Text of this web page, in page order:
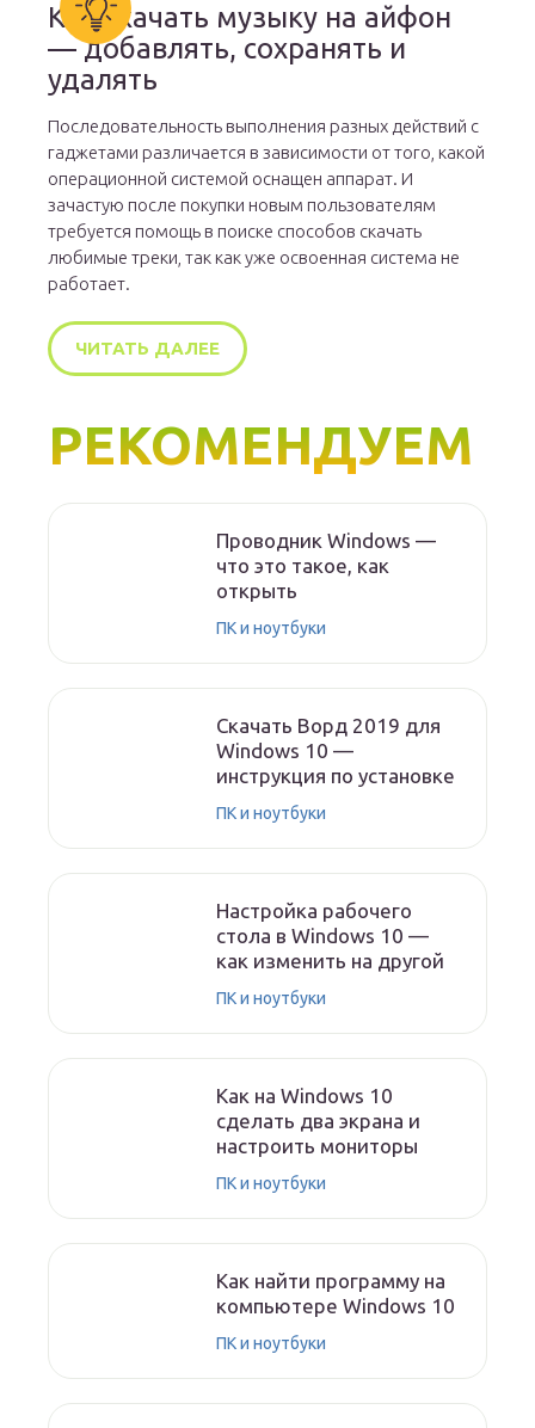
Как скачать музыку на айфон
— добавлять, сохранять и
удалять
Последовательность выполнения разных действий с
гаджетами различается в зависимости от того, какой
операционной системой оснащен аппарат. И
зачастую после покупки новым пользователям
требуется помощь в поиске способов скачать
любимые треки, так как уже освоенная система не
работает.
ЧИТАТЬ ДАЛЕЕ
РЕКОМЕНДУЕМ
Проводник Windows —
что это такое, как
открыть
ПК и ноутбуки
Скачать Ворд 2019 для
Windows 10 —
инструкция по установке
ПК и ноутбуки
Настройка рабочего
стола в Windows 10 —
как изменить на другой
ПК и ноутбуки
Как на Windows 10
сделать два экрана и
настроить мониторы
ПК и ноутбуки
Как найти программу на
компьютере Windows 10
ПК и ноутбуки